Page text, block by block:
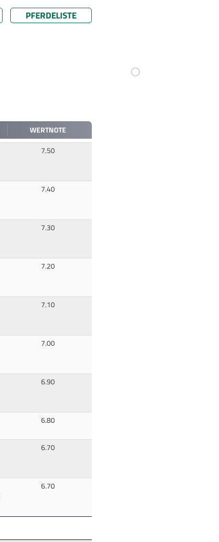
PFERDELISTE
WERTNOTE
7.50
7.40
7.30
7.20
7.10
7.00
6.90
6.80
6.70
6.70